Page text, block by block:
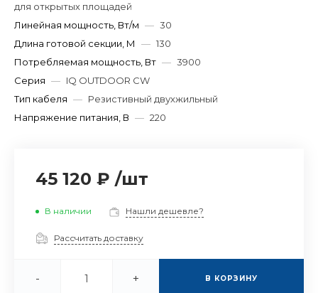
для открытых площадей
Линейная мощность, Вт/м — 30
Длина готовой секции, М
— 130
Потребляемая мощность, Вт — 3900
Серия — IQ OUTDOOR CW
Тип кабеля — Резистивный двухжильный
Напряжение питания, В — 220
45 120 ₽ /шт
В наличии Нашли дешевле?
Рассчитать доставку
- + В КОРЗИНУ